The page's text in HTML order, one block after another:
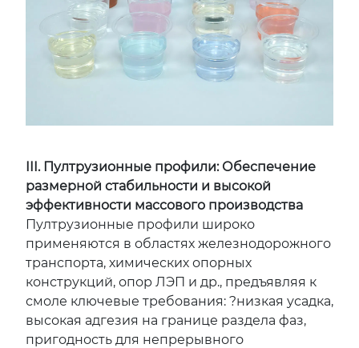
III. Пултрузионные профили: Обеспечение
размерной стабильности и высокой
эффективности массового производства
Пултрузионные профили широко
применяются в областях железнодорожного
транспорта, химических опорных
конструкций, опор ЛЭП и др., предъявляя к
смоле ключевые требования: ?низкая усадка,
высокая адгезия на границе раздела фаз,
пригодность для непрерывного